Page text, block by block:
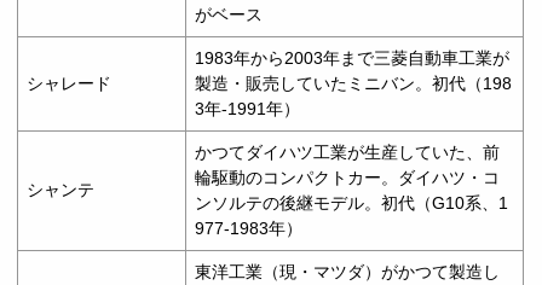
がベース
シャレード
1983年から2003年まで三菱自動車工業が
製造・販売していたミニバン。初代（198
3年-1991年）
シャンテ
かつてダイハツ工業が生産していた、前
輪駆動のコンパクトカー。ダイハツ・コ
ンソルテの後継モデル。初代（G10系、1
977-1983年）
東洋工業（現・マツダ）がかつて製造し